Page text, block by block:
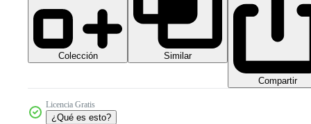
Colección Similar
Compartir
Licencia Gratis
¿Qué es esto?